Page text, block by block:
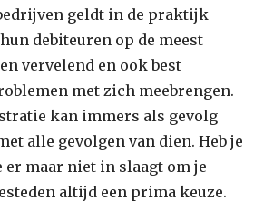
geldt in de praktijk
debiteuren op de meest
vervelend en ook best
met zich meebrengen.
kan immers als gevolg
alle gevolgen van dien. Heb je
er maar niet in slaagt om je
altijd een prima keuze.